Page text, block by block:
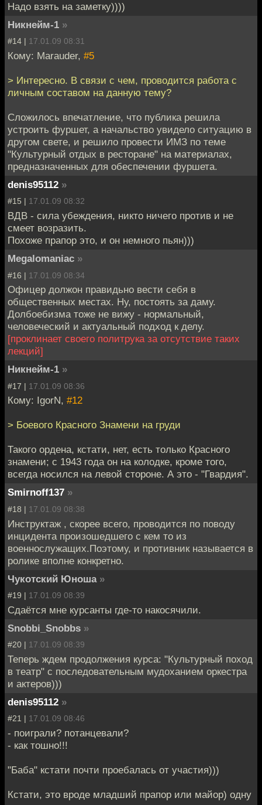
Надо взять на заметку))))
Никнейм-1 »
#14 | 17.01.09 08:31
Кому: Marauder, #5
> Интересно. В связи с чем, проводится работа с
личным составом на данную тему?
Сложилось впечатление, что публика решила
устроить фуршет, а начальство увидело ситуацию в
другом свете, и решило провести ИМЗ по теме
"Культурный отдых в ресторане" на материалах,
предназначенных для обеспечении фуршета.
denis95112 »
#15 | 17.01.09 08:32
ВДВ - сила убеждения, никто ничего против и не
смеет возразить.
Похоже прапор это, и он немного пьян)))
Megalomaniac »
#16 | 17.01.09 08:34
Офицер должон правидьно вести себя в
общественных местах. Ну, постоять за даму.
Долбоебизма тоже не вижу - нормальный,
человеческий и актуальный подход к делу.
[проклинает своего политрука за отсутствие таких
лекций]
Никнейм-1 »
#17 | 17.01.09 08:36
Кому: IgorN, #12
> Боевого Красного Знамени на груди
Такого ордена, кстати, нет, есть только Красного
знамени; с 1943 года он на колодке, кроме того,
всегда носился на левой стороне. А это - "Гвардия".
Smirnoff137 »
#18 | 17.01.09 08:38
Инструктаж , скорее всего, проводится по поводу
инцидента произошедшего с кем то из
военнослужащих.Поэтому, и противник называется в
ролике вполне конкретно.
Чукотский Юноша »
#19 | 17.01.09 08:39
Сдаётся мне курсанты где-то накосячили.
Snobbi_Snobbs »
#20 | 17.01.09 08:39
Теперь ждем продолжения курса: "Культурный поход
в театр" с последовательным мудоханием оркестра
и актеров)))
denis95112 »
#21 | 17.01.09 08:46
- поиграли? потанцевали?
- как тошно!!!
"Баба" кстати почти проебалась от участия)))
Кстати, это вроде младший прапор или майор) одну